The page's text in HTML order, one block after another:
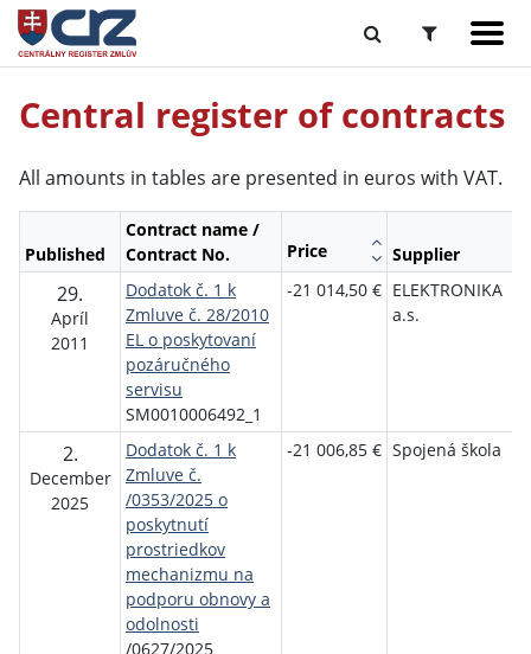
Central register of contracts
All amounts in tables are presented in euros with VAT.
Published
Contract name /
Contract No.
Price Supplier
29.
Apríl
2011
Dodatok č. 1 k
Zmluve č. 28/2010
EL o poskytovaní
pozáručného
servisu
SM0010006492_1
-21 014,50 € ELEKTRONIKA
a.s.
2.
December
2025
Dodatok č. 1 k
Zmluve č.
/0353/2025 o
poskytnutí
prostriedkov
mechanizmu na
podporu obnovy a
odolnosti
/0627/2025
-21 006,85 € Spojená škola